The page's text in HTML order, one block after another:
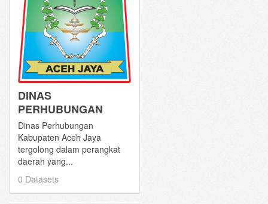
DINAS
PERHUBUNGAN
Dinas Perhubungan
Kabupaten Aceh Jaya
tergolong dalam perangkat
daerah yang...
0 Datasets